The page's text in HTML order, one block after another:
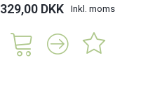
329,00 DKK Inkl. moms